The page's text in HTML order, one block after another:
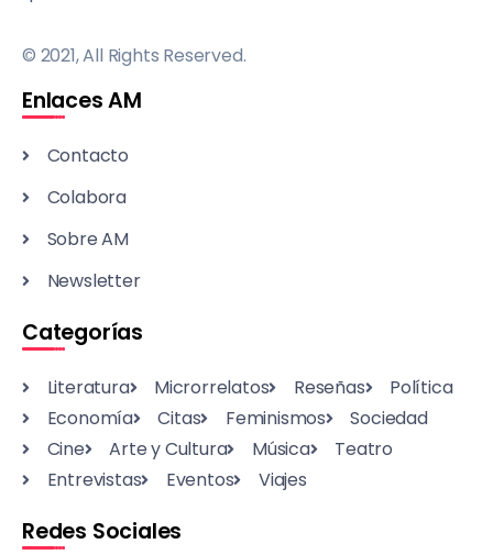
© 2021, All Rights Reserved.
Enlaces AM
Contacto
Colabora
Sobre AM
Newsletter
Categorías
Literatura Microrrelatos Reseñas
Política
Economía
Citas Feminismos
Sociedad
Cine
Arte y Cultura Música
Teatro
Entrevistas
Eventos Viajes
Redes Sociales